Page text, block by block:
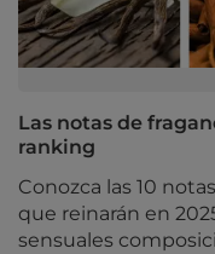
Las notas de
ranking
Conozca las 10
que reinarán en
sensuales